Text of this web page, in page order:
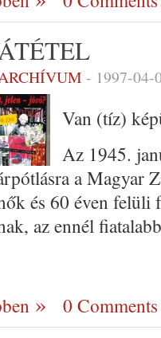
- 1997-04-
Van (tíz)
Az 1945.
a Magyar
és 60 éven felüli
az ennél
0 Comments